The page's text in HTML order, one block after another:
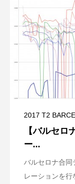
2017 T2
【バルセロ
ー...
バルセロナ合同
レーションを